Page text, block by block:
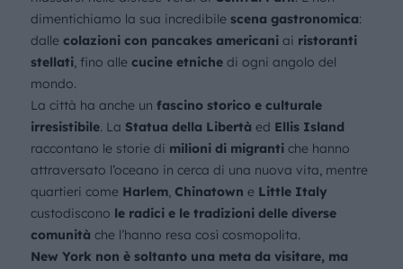
dimentichiamo la sua incredibile scena gastronomica:
dalle colazioni con pancakes americaniai ristoranti
stellati, fino alle cucine etnichedi ogni angolo del
mondo.
La città ha anche un fascino storico e culturale
irresistibile. La Statua della Libertà ed Ellis Island
raccontano le storie di milioni di migranti che hanno
attraversato l’oceano in cerca di una nuova vita, mentre
quartieri come Harlem, Chinatown e Little Italy
custodiscono le radici e le tradizioni delle diverse
comunità che l’hanno resa così cosmopolita.
New York non è soltanto una meta da visitare, ma